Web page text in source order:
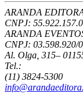
ARANDA
CNPJ:
ARANDA
CNPJ: 03.598.920/
Al. Olga, 315–
Tel.:
(11) 3824-5300